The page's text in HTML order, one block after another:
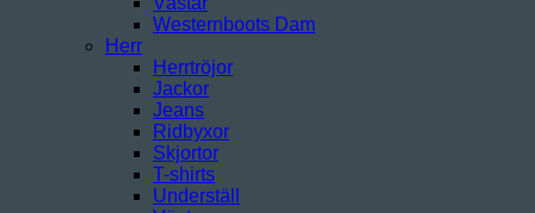
Westernboots Dam
Herr
Herrtröjor
Jackor
Jeans
Ridbyxor
Skjortor
T-shirts
Underställ